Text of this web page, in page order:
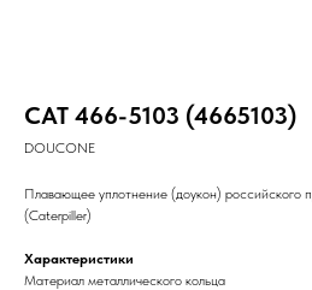
CAT 466-5103 (4665103)
DOUCONE
Плавающее уплотнение (доукон) российского
(Caterpiller)
Характеристики
Материал металлического кольца